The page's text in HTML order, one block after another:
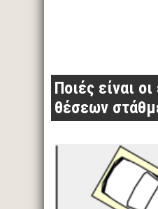
Ποιές είναι
θέσεων